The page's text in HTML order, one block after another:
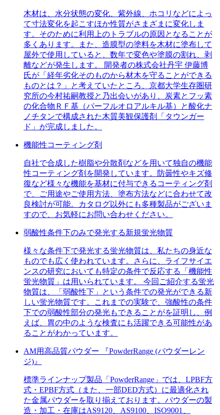
木材は、水分状態の変化、紫外線、ホコリなどによっ
て寸法変化を起こすほか性質がさまざまに変化しま
す。そのために利用上のトラブルの原因となることが
多くあります。また、造膜型の塗料を木材に塗布して
屋外で使用していると、数年で変色や塗膜の割れ、剥
離などが発生します。 開発者の株式会社丹宇 伊藤博
氏が「経年劣化そのものから材木を守ることができる
ものとは？」と考えていたところ、京都大学生存圏研
究所の今村祐嗣教授と乃出会いがあり、炭素とフッ素
の化合物ＲＦ基（パーフルオロアルキル基）と酸化ナ
ノチタンで構成された木質美観保護剤「タウンガー
ド」が完成しました。
機能性コーティング剤
自社で合成した樹脂や分散剤などを用いて独自の機能
性コーティング剤を開発しています。防曇性やキズ修
復など様々な機能を基材に付与できるコーティング剤
で、ご用途やご使用方法、塗布方法などに合わせて改
良検討が可能。カタログ以外にも多種製品がございま
すので、お気軽にお問い合わせください。
弱酸性条件下のみで発光する新規蛍光物質
様々な条件下で発光する蛍光物質は、私たちの身近な
ものでも広く使われています。さらに、ライフサイエ
ンスの研究においても特定の条件で反応する「機能性
蛍光物質」は用いられています。 今回ご紹介する蛍光
物質は、「弱酸性下」という条件での発光ができる新
しい蛍光物質です。これまでの実験で、強酸性の条件
下での弱酸性部分の発光もできることがを証明し、例
えば、胃の中のような検査にも活躍できる可能性があ
ることがわかっています。
AM用高品質パウダー 『PowderRange (パウダーレン
ジ)』
標準ラインナップ製品「PowderRange」では、LPBF方
式・EPBF方式（また、一部DED方式）に最適化され
た金属パウダーを取り揃えております。パウダーの製
造・加工・在庫はAS9120、AS9100、ISO9001、